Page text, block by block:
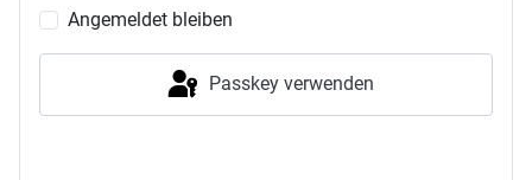
Angemeldet bleiben
Passkey verwenden